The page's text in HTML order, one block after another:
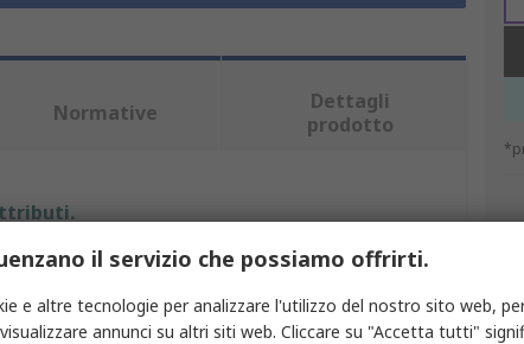
Normative
Dettagli
prodotto
Valore
ENTES
il servizio che possiamo offrirti.
e altre tecnologie per analizzare l'utilizzo del nostro sito web,
annunci su altri siti web. Cliccare su "Accetta tutti"